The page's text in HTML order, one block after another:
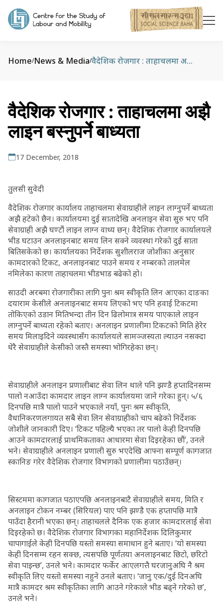
Home/News & Media/ वैदेशिक रोजगार : ताहाचलमा अझै लाइन बस्‍नुपर्ने बाध्यता
वैदेशिक रोजगार : ताहाचलमा अझै
लाइन बस्‍नुपर्ने बाध्यता
17 December, 2018
तुलसी सुवेदी
वैदेशिक रोजगार कार्यालय ताहाचलमा सेवाग्राहीले लाइन लाग्नुपर्ने बाध्यता
अझै हटेको छैन। कार्यालयमा दुई सातादेखि अनलाइन सेवा सुरु भए पनि
सेवाग्राही अझै घण्टौं लाइन लाग्न वाध्य छन्। वैदेशिक रोजगार कार्यालयले
भीड घटाउन अनलाइनबाट समय लिन सक्ने व्यवस्था गरेको दुई साता
बितिसकेको छ। कार्यालयका निर्देशक सुशीलराज जोशीका अनुसार
कामदारको टिकट, अनलाइनबाट पाउने समय र नम्बरको तालमेल
नमिलेका कारण ताहाचलमा भीडभाड बढेको हो।
साउदी अरबमा रोजगारीका लागि पुनः श्रम स्वीकृति लिन आएका दाङका
दयाराम केसीले अनलाइनबाट समय लिएको भए पनि हवाई टिकटमा
तोकिएको उडान मितिभन्दा तीन दिन ढिलोमात्र समय पाएकाले लाइन
लाग्नुपर्ने बाध्यता रहेको बताए। अनलाइन प्रणालीमा टिकटको मिति हेरेर
समय मिलाइदिने व्यवस्थासँग कार्यालयले सामञ्जस्यता ल्याउन नसक्दा
धेरै सेवाग्राहीले केसीको जस्तै समस्या भोगिरहेका छन्।
सेवाग्राहीले अनलाइन प्रणालीबाट सेवा लिन थाले पनि झण्डै हप्तादिनसम्म
पालो नआउँदा कामदार लाइन लाग्न कार्यालयमा जाने गरेका हुन्। ५/६
दिनपछि मात्रै पालो पाउने भएकाले नयाँ, पुनः श्रम स्वीकृति,
वैधानिकरणलगायत सबै सेवा लिन सेवाग्राहीको चाप बढेको निर्देशक
जोशीले जानकारी दिए। ‘टिकट पहिल्यै भएका तर पालो केही दिनपछि
आउने कामदारलाई प्राथमिकताका आधारमा सेवा दिइरहेका छौं’, उनले
भने। सेवाग्राहीले अनलाइन प्रणाली सुरु भएदेखि आफ्ना सम्पूर्ण कागजात
स्कानिङ गरेर वैदेशिक रोजगार विभागको प्रणालीमा पठाउँछन्।
सिस्टममा कागजात पठाएपछि अनलाइनबाटै सेवाग्राहीले समय, मिति र
अनलाइन टोकन नम्बर (सिरियल) पाए पनि झण्डै एक हप्तापछि मात्रै
पाउँदा हैरानी भएका छन्। ताहाचलले दैनिक एक हजार कामदारलाई सेवा
दिइरहेको छ। वैदेशिक रोजगार विभागका महानिर्देशक दिलिकुमार
चापागाईले केही दिनपछि यस्तो समस्या समाधान हुने बताए। ‘यो समस्या
केही दिनसम्म रहन सक्छ, त्यसपछि पूर्णतया अनलाइनबाट छिटो, छरिटो
सेवा पाइन्छ’, उनले भने। कामदार फर्केर आएलगत्तै घरजानुअघि नै श्रम
स्वीकृति लिए यस्तो समस्या नहुने उनले बताए। ‘जानु एक/दुई दिनअघि
मात्रै कामदर श्रम स्वीकृतिका लागि आउने गरेकाले भीड बढ्ने गरेको छ’,
उनले भने।